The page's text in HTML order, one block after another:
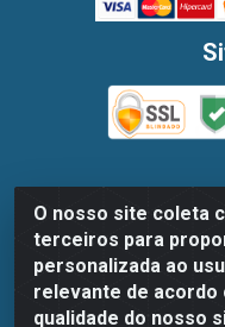
O nosso site coleta
terceiros para
personalizada ao
relevante de acordo
qualidade do nosso
Dispan
Marechal
Recife/PE - CEP